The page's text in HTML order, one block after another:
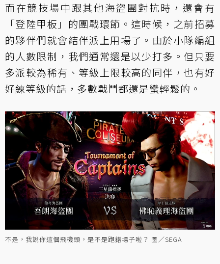
而在競技場中跟其他海盜團對抗時，還會有
「登陸甲板」的團戰環節。這時候，之前招募
的夥伴們就會結伴派上用場了。由於小隊編組
的人數限制，我們通常還是以少打多。但只要
多派較為稀有、等級上限較高的同伴，也有好
好練等級的話，多數戰鬥都還是蠻輕鬆的。
不是，我說你這個飛機頭，是不是跑錯場子啦？ 圖／SEGA